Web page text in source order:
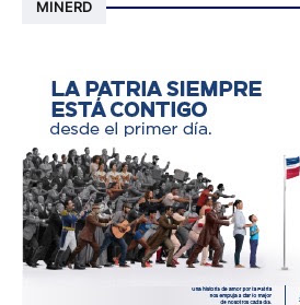
MINERD